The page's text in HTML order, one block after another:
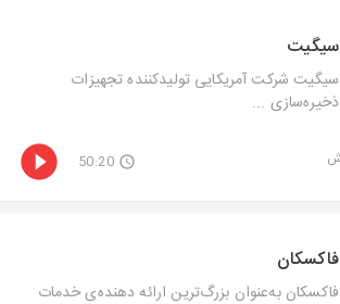
سیگیت
سیگیت شرکت آمریکایی تولیدکننده تجهیزات
ذخیره‌سازی ...
50:20
فاکسکان
فاکسکان به‌‌عنوان بزرگ‌ترین ارائه دهنده‌ی خدمات